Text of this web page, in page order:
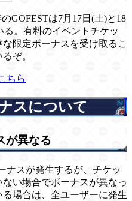
GOFESTは7月17日(土)と18
る。有料のイベントチケッ
限定ボーナスを受け取るこ
ぞ。
ちら
スについて
が異なる
ナスが発生するが、チケッ
い場合でボーナスが異なっ
場合は、全ユーザーに発生